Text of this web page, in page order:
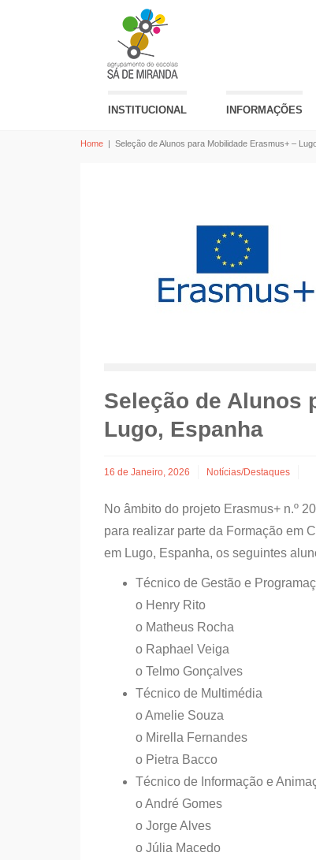
INSTITUCIONAL INFORMAÇÕES
Home | Seleção de Alunos para Mobilidade Erasmus+ –
Seleção de Alunos
Lugo, Espanha
16 de Janeiro, 2026 Notícias/Destaques
No âmbito do projeto Erasmus+ n.º
para realizar parte da Formação em
em Lugo, Espanha, os seguintes
Técnico de Gestão e
o Henry Rito
o Matheus Rocha
o Raphael Veiga
o Telmo Gonçalves
Técnico de Multimédia
o Amelie Souza
o Mirella Fernandes
o Pietra Bacco
Técnico de Informação e
o André Gomes
o Jorge Alves
o Júlia Macedo